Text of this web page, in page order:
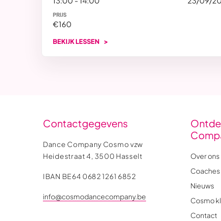
PRIJS
€160
BEKIJK LESSEN
Contactgegevens
Dance Company Cosmo vzw
Heidestraat 4, 3500 Hasselt
IBAN BE64 0682 1261 6852
info@cosmodancecompany.be
Over ons
Coaches
Nieuws
Cosmo
Contact